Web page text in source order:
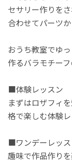
セサリー作りを
合わせてパーツ
おうち教室でゆ
作るバラモチーフ
■体験レッスン
まずはロザフィ
格で楽しむ体験
■ワンデーレッ
趣味で作品作り